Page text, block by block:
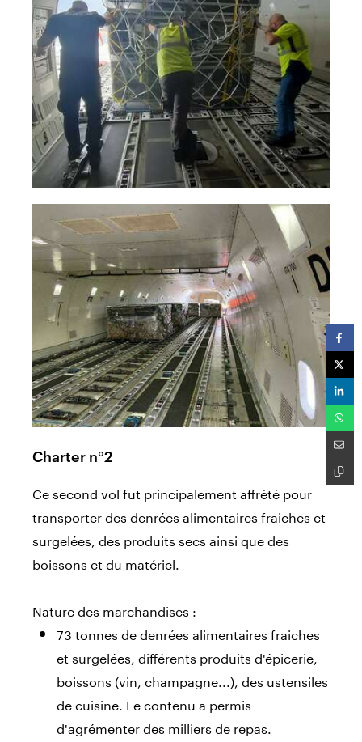
Charter n°2
Ce second vol fut principalement affrété pour
transporter des denrées alimentaires fraiches et
surgelées, des produits secs ainsi que des
boissons et du matériel.
Nature des marchandises :
73 tonnes de denrées alimentaires fraiches
et surgelées, différents produits d'épicerie,
boissons (vin, champagne...), des ustensiles
de cuisine. Le contenu a permis
d'agrémenter des milliers de repas.